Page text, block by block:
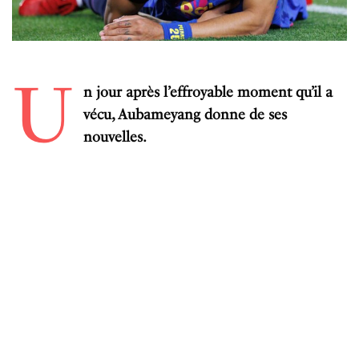
U n jour après l’effroyable moment qu’il a
vécu, Aubameyangdonne de ses
nouvelles.